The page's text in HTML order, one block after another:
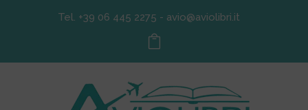
Tel. +39 06 445 2275 - avio@aviolibri.it